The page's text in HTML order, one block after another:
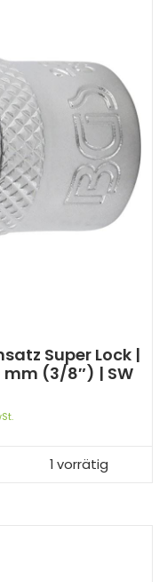
Super Lock |
(3/8″) | SW
1 vorrätig